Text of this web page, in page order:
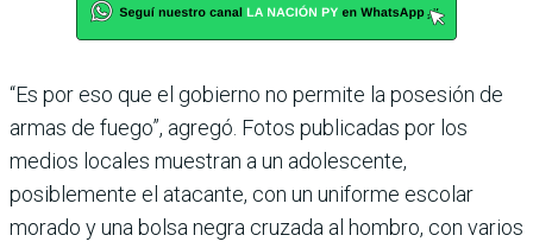
“Es por eso que el gobierno no permite la posesión de
armas de fuego”, agregó. Fotos publicadas por los
medios locales muestran a un adolescente,
posiblemente el atacante, con un uniforme escolar
morado y una bolsa negra cruzada al hombro, con varios